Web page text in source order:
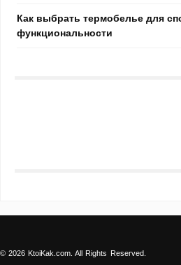
Как выбрать термобелье для
функциональности
© 2026 KtoiKak.com. All Rights Reserved.